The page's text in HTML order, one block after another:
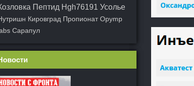
Пептид Hgh76191 Усолье
Кировград Пропионат Opymp
Сарапул